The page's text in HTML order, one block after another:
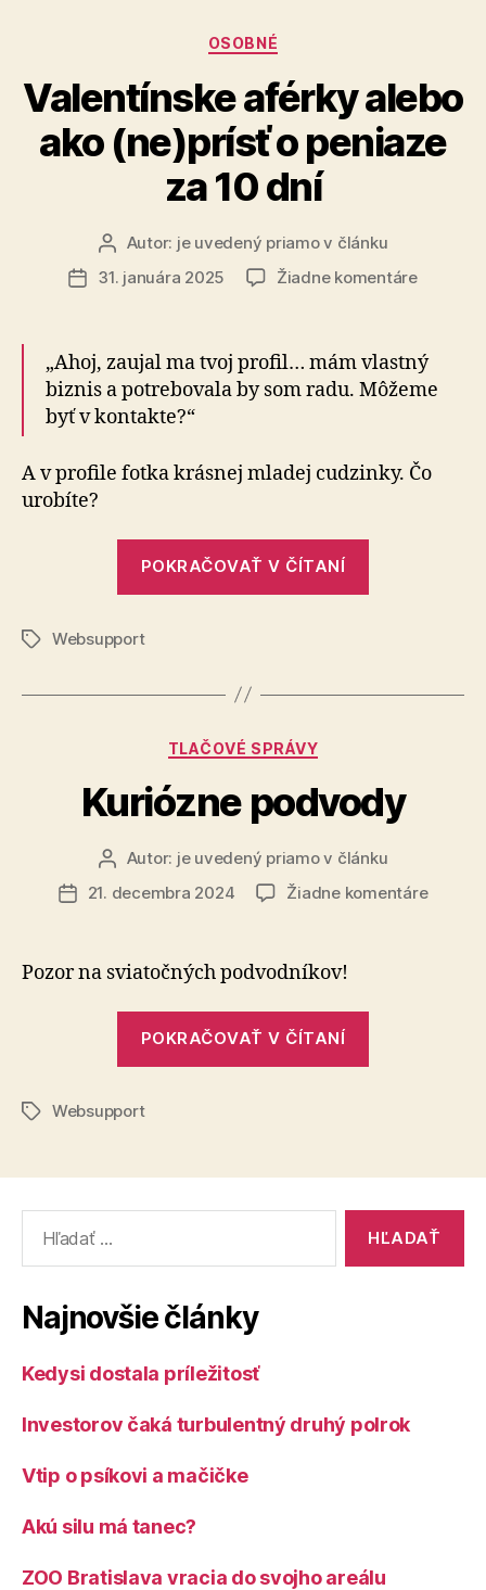
Kategórie
OSOBNÉ
Valentínske aférky alebo
ako (ne)prísť o peniaze
za 10 dní
Autor
článku
Autor: je uvedený priamo v článku
Dátum
31. januára 2025 Žiadne komentárena
ako
(ne)prísť
za
„Ahoj, zaujal ma tvoj profil… mám vlastný
biznis a potrebovala by som radu. Môžeme
byť v kontakte?“
A v profile fotka krásnej mladej cudzinky. Čo
urobíte?
POKRAČOVAŤ V ČÍTANÍ
o
10
dní“
ZnačkyWebsupport
Kategórie
TLAČOVÉ SPRÁVY
Kuriózne podvody
Autor
článku
Autor: je uvedený priamo v článku
Dátum
21. decembra 2024 Žiadne komentárena
Pozor na sviatočných podvodníkov!
POKRAČOVAŤ V ČÍTANÍ
ZnačkyWebsupport
Najnovšie články
Kedysi dostala príležitosť
Investorov čaká turbulentný druhý polrok
Vtip o psíkovi a mačičke
Akú silu má tanec?
ZOO Bratislava vracia do svojho areálu